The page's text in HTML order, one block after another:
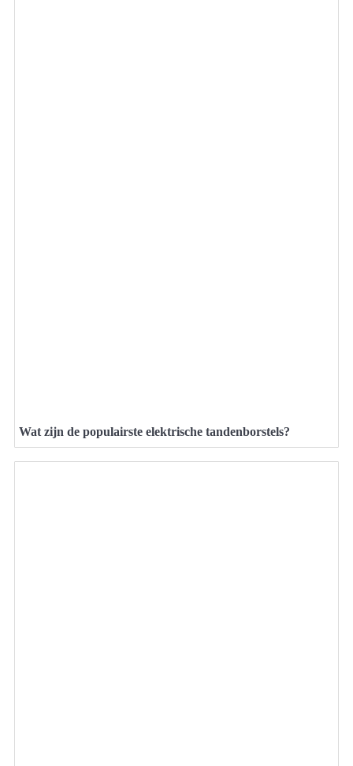
Wat zijn de populairste elektrische tandenborstels?